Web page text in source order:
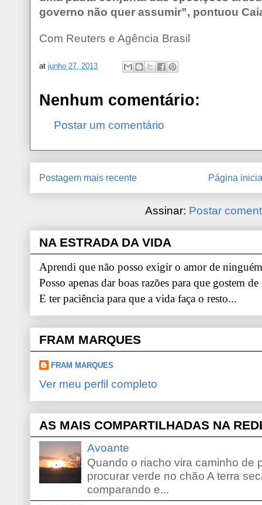
governo não quer assumir”, pontuou
Com Reuters e Agência Brasil
at junho 27, 2013
Nenhum comentário:
Postar um comentário
Postagem mais recente Página
Assinar: Postar
NA ESTRADA DA VIDA
Aprendi que não posso exigir o amor de
Posso apenas dar boas razões para que gostem
E ter paciência para que a vida faça o resto...
FRAM MARQUES
FRAM MARQUES
Ver meu perfil completo
AS MAIS COMPARTILHADAS NA
Avoante
Quando o riacho vira caminho de
procurar verde no chão A terra
comparando e...